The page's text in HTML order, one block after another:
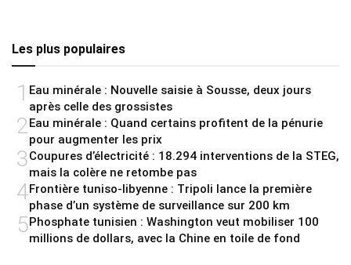
Les plus populaires
1 Eau minérale : Nouvelle saisie à Sousse, deux jours
après celle des grossistes
2Eau minérale : Quand certains profitent de la pénurie
pour augmenter les prix
3Coupures d’électricité : 18.294 interventions de la STEG,
mais la colère ne retombe pas
4Frontière tuniso-libyenne : Tripoli lance la première
phase d’un système de surveillance sur 200 km
5Phosphate tunisien : Washington veut mobiliser 100
millions de dollars, avec la Chine en toile de fond